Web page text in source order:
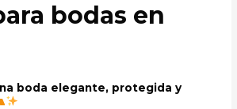
bodas en
boda elegante, protegida y